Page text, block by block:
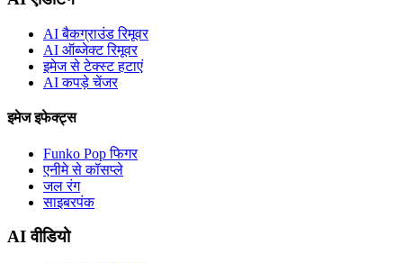
AI बैकग्राउंड रिमूवर
AI ऑब्जेक्ट रिमूवर
इमेज से टेक्स्ट हटाएं
AI कपड़े चेंजर
इमेज इफेक्ट्स
Funko Pop फिगर
एनीमे से कॉसप्ले
जल रंग
साइबरपंक
AI वीडियो